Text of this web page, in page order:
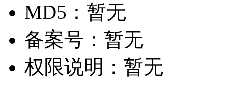
MD5： 暂无
备案号： 暂无
权限说明： 暂无